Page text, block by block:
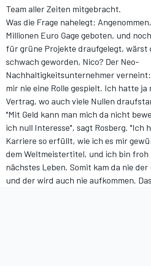
Team aller Zeiten mitgebracht.
Was die Frage nahelegt:
Millionen Euro Gage geboten, und
für grüne Projekte draufgelegt, wärst
schwach geworden, Nico? Der Neo-
Nachhaltigkeitsunternehmer
mir nie eine Rolle gespielt. Ich hatte
Vertrag, wo auch viele Nullen
"Mit Geld kann man mich da nicht
ich null Interesse", sagt Rosberg. "Ich
Karriere so erfüllt, wie ich es mir
dem Weltmeistertitel, und ich bin froh
nächstes Leben. Somit kam da nie der
und der wird auch nie aufkommen.